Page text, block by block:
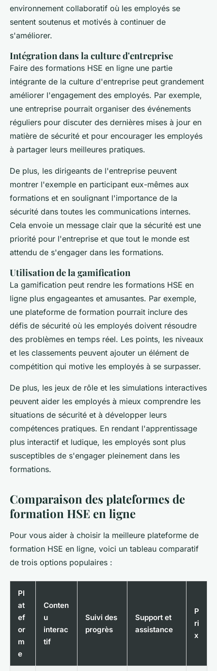
environnement collaboratif où les employés se
sentent soutenus et motivés à continuer de
s'améliorer.
Intégration dans la culture d'entreprise
Faire des formations HSE en ligne une partie
intégrante de la culture d'entreprise peut grandement
améliorer l'engagement des employés. Par exemple,
une entreprise pourrait organiser des événements
réguliers pour discuter des dernières mises à jour en
matière de sécurité et pour encourager les employés
à partager leurs meilleures pratiques.
De plus, les dirigeants de l'entreprise peuvent
montrer l'exemple en participant eux-mêmes aux
formations et en soulignant l'importance de la
sécurité dans toutes les communications internes.
Cela envoie un message clair que la sécurité est une
priorité pour l'entreprise et que tout le monde est
attendu de s'engager dans les formations.
Utilisation de la gamification
La gamification peut rendre les formations HSE en
ligne plus engageantes et amusantes. Par exemple,
une plateforme de formation pourrait inclure des
défis de sécurité où les employés doivent résoudre
des problèmes en temps réel. Les points, les niveaux
et les classements peuvent ajouter un élément de
compétition qui motive les employés à se surpasser.
De plus, les jeux de rôle et les simulations interactives
peuvent aider les employés à mieux comprendre les
situations de sécurité et à développer leurs
compétences pratiques. En rendant l'apprentissage
plus interactif et ludique, les employés sont plus
susceptibles de s'engager pleinement dans les
formations.
Comparaison des plateformes de
formation HSE en ligne
Pour vous aider à choisir la meilleure plateforme de
formation HSE en ligne, voici un tableau comparatif
de trois options populaires :
Pl
at
ef
or
m
e
Conten
u
interac
tif
Suivi des
progrès
Support et
assistance
P
ri
x